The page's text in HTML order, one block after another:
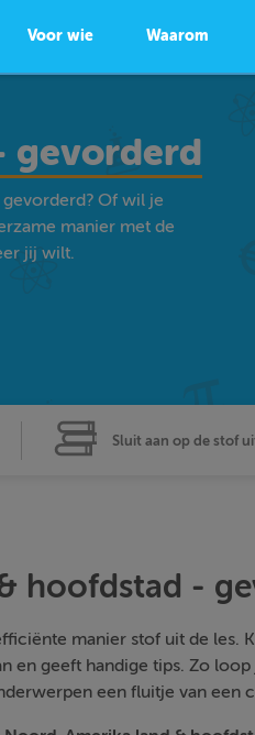
Voor wie Waarom
gevorderd
Of wil je
manier met de
jij wilt.
Sluit aan op de stof
hoofdstad -
manier stof uit de les.
en geeft handige tips. Zo
een fluitje van een